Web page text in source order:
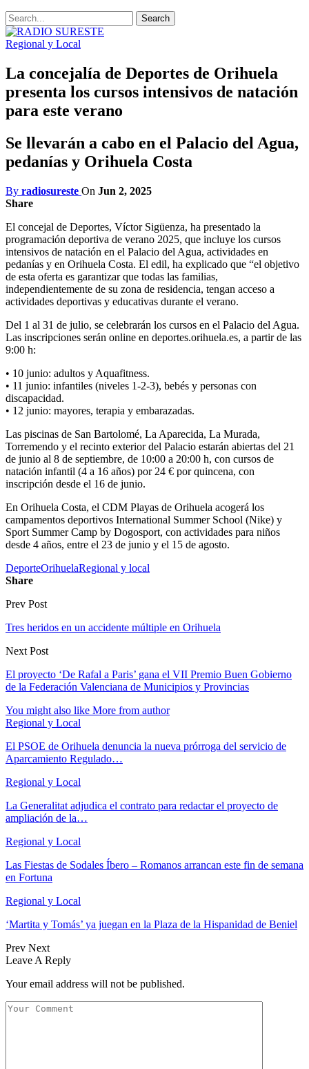
Regional y Local
La concejalía de Deportes de Orihuela
presenta los cursos intensivos de natación
para este verano
Se llevarán a cabo en el Palacio del Agua,
pedanías y Orihuela Costa
By radiosureste On Jun 2, 2025
Share
El concejal de Deportes, Víctor Sigüenza, ha presentado la
programación deportiva de verano 2025, que incluye los cursos
intensivos de natación en el Palacio del Agua, actividades en
pedanías y en Orihuela Costa. El edil, ha explicado que “el objetivo
de esta oferta es garantizar que todas las familias,
independientemente de su zona de residencia, tengan acceso a
actividades deportivas y educativas durante el verano.
Del 1 al 31 de julio, se celebrarán los cursos en el Palacio del Agua.
Las inscripciones serán online en deportes.orihuela.es, a partir de las
9:00 h:
• 10 junio: adultos y Aquafitness.
• 11 junio: infantiles (niveles 1-2-3), bebés y personas con
discapacidad.
• 12 junio: mayores, terapia y embarazadas.
Las piscinas de San Bartolomé, La Aparecida, La Murada,
Torremendo y el recinto exterior del Palacio estarán abiertas del 21
de junio al 8 de septiembre, de 10:00 a 20:00 h, con cursos de
natación infantil (4 a 16 años) por 24 € por quincena, con
inscripción desde el 16 de junio.
En Orihuela Costa, el CDM Playas de Orihuela acogerá los
campamentos deportivos International Summer School (Nike) y
Sport Summer Camp by Dogosport, con actividades para niños
desde 4 años, entre el 23 de junio y el 15 de agosto.
DeporteOrihuelaRegional y local
Share
Prev Post
Tres heridos en un accidente múltiple en Orihuela
Next Post
El proyecto ‘De Rafal a Paris’ gana el VII Premio Buen Gobierno
de la Federación Valenciana de Municipios y Provincias
You might also like More from author
Regional y Local
El PSOE de Orihuela denuncia la nueva prórroga del servicio de
Aparcamiento Regulado…
Regional y Local
La Generalitat adjudica el contrato para redactar el proyecto de
ampliación de la…
Regional y Local
Las Fiestas de Sodales Íbero – Romanos arrancan este fin de semana
en Fortuna
Regional y Local
‘Martita y Tomás’ ya juegan en la Plaza de la Hispanidad de Beniel
Prev Next
Leave A Reply
Your email address will not be published.